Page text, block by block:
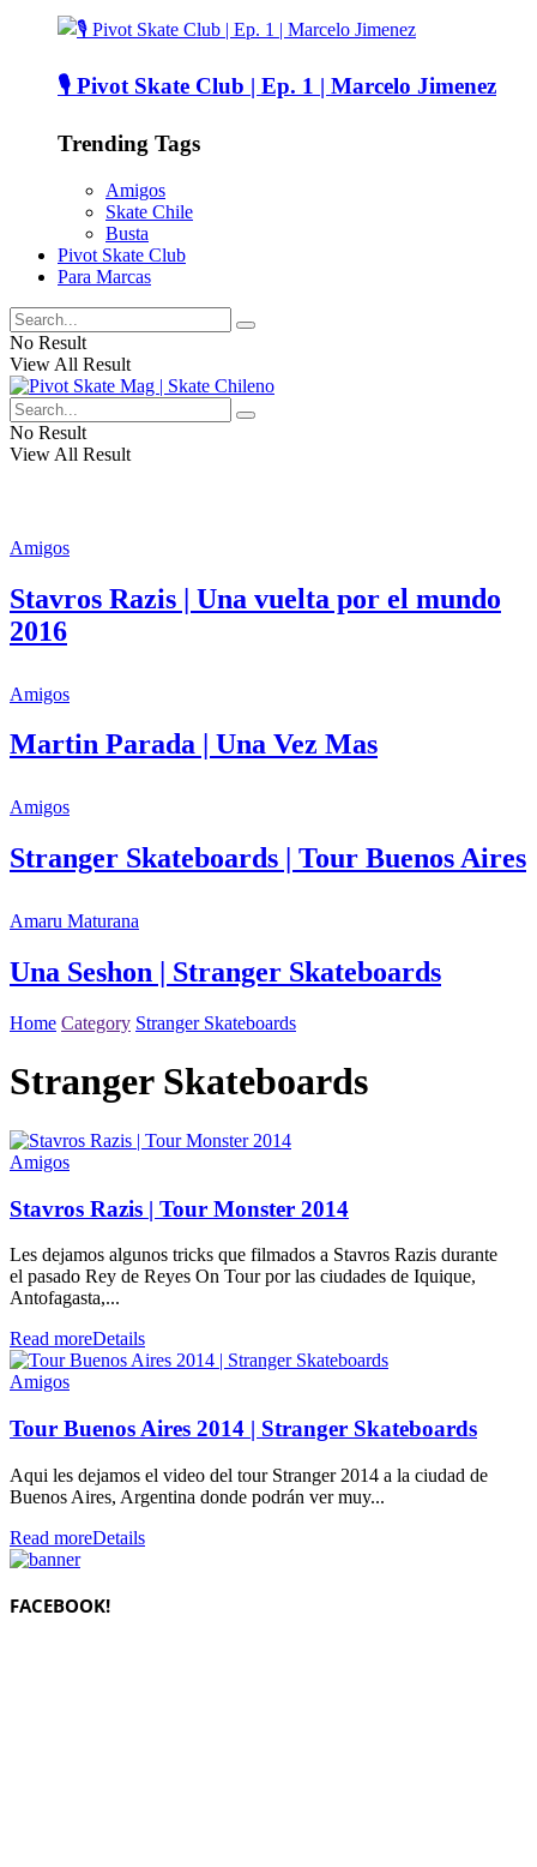
🎙️ Pivot Skate Club | Ep. 1 | Marcelo Jimenez
Trending Tags
Amigos
Skate Chile
Busta
Pivot Skate Club
Para Marcas
No Result
View All Result
No Result
View All Result
Amigos
Stavros Razis | Una vuelta por el mundo
2016
Amigos
Martin Parada | Una Vez Mas
Amigos
Stranger Skateboards | Tour Buenos Aires
Amaru Maturana
Una Seshon | Stranger Skateboards
Home Category Stranger Skateboards
Stranger Skateboards
Amigos
Stavros Razis | Tour Monster 2014
Les dejamos algunos tricks que filmados a Stavros Razis durante
el pasado Rey de Reyes On Tour por las ciudades de Iquique,
Antofagasta,...
Read moreDetails
Amigos
Tour Buenos Aires 2014 | Stranger Skateboards
Aqui les dejamos el video del tour Stranger 2014 a la ciudad de
Buenos Aires, Argentina donde podrán ver muy...
Read moreDetails
FACEBOOK!